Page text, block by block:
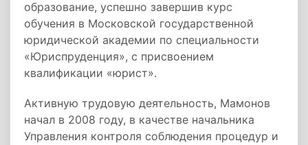
образование, успешно завершив курс
обучения в Московской государственной
юридической академии по специальности
«Юриспруденция», с присвоением
квалификации «юрист».
Активную трудовую деятельность, Мамонов
начал в 2008 году, в качестве начальника
Управления контроля соблюдения процедур и